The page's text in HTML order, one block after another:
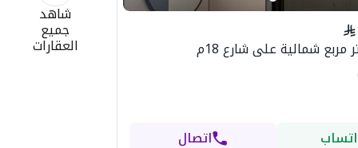
اتصال
شاهد
جميع
العقارات